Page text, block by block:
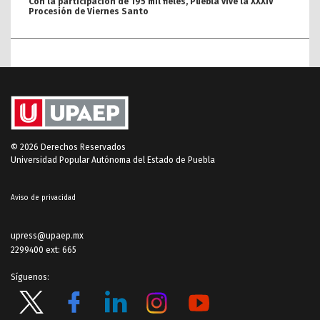
Procesión de Viernes Santo
© 2026 Derechos Reservados
Universidad Popular Autónoma del Estado de Puebla
Aviso de privacidad
upress@upaep.mx
2299400 ext: 665
Síguenos: